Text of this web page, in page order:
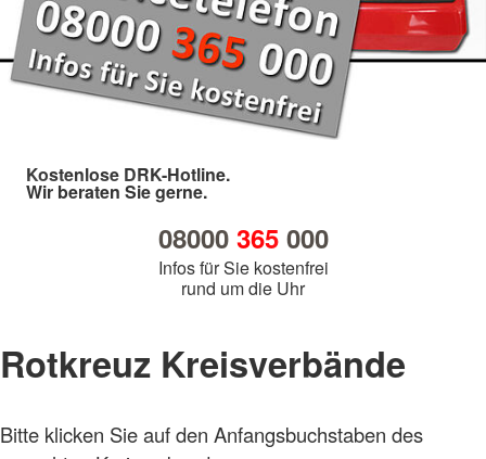
Kostenlose DRK-Hotline.
Wir beraten Sie gerne.
08000 365000
Infos für Sie kostenfrei
rund um die Uhr
Rotkreuz Kreisverbände
Bitte klicken Sie auf den Anfangsbuchstaben des